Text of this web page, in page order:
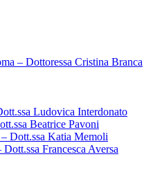
– Dottoressa Cristina Branca
Ludovica Interdonato
Beatrice Pavoni
Dott.ssa Katia Memoli
Francesca Aversa